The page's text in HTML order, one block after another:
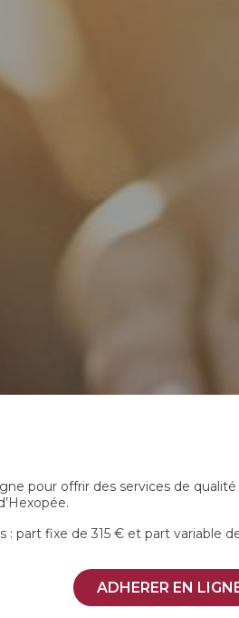
pour offrir des services de
part fixe de 315 € et part variable
ADHERER EN